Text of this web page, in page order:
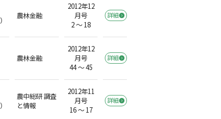
農林金融
2012年12
月号
2 ～ 18
詳細
農林金融
2012年12
月号
44 ～ 45
詳細
農中総研 調査
と情報
2012年11
月号
16 ～ 17
詳細